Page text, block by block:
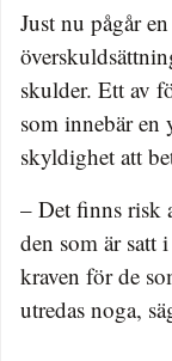
Just nu pågår
skulder. Ett av
som innebär en
skyldighet att
– Det finns risk
den som är satt
kraven för de
utredas noga,